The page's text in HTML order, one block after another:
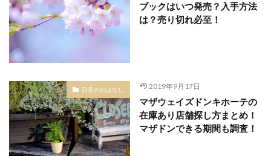
ブックはいつ発売？入手方法
は？売り切れ必至！
日常のおはなし 2019年9月17日
マザウェイズドンキホーテの
在庫あり店舗探し方まとめ！
マザドンできる期間も調査！